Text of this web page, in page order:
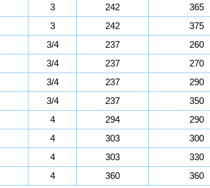
3 242 365
3 242 375
3/4 237 260
3/4 237 270
3/4 237 290
3/4 237 350
4 294 290
4 303 300
4 303 330
4 360 360